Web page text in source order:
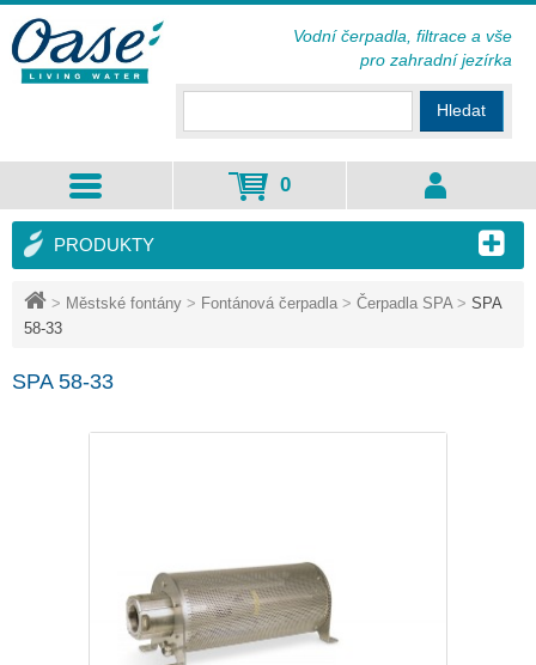
> Městské fontány > Fontánová čerpadla > Čerpadla SPA > SPA
58-33
SPA 58-33
PRODUKTY
Hledat
0
Vodní čerpadla, filtrace a vše
pro zahradní jezírka